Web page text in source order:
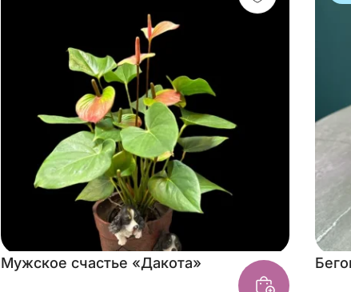
Мужское счастье «Дакота»